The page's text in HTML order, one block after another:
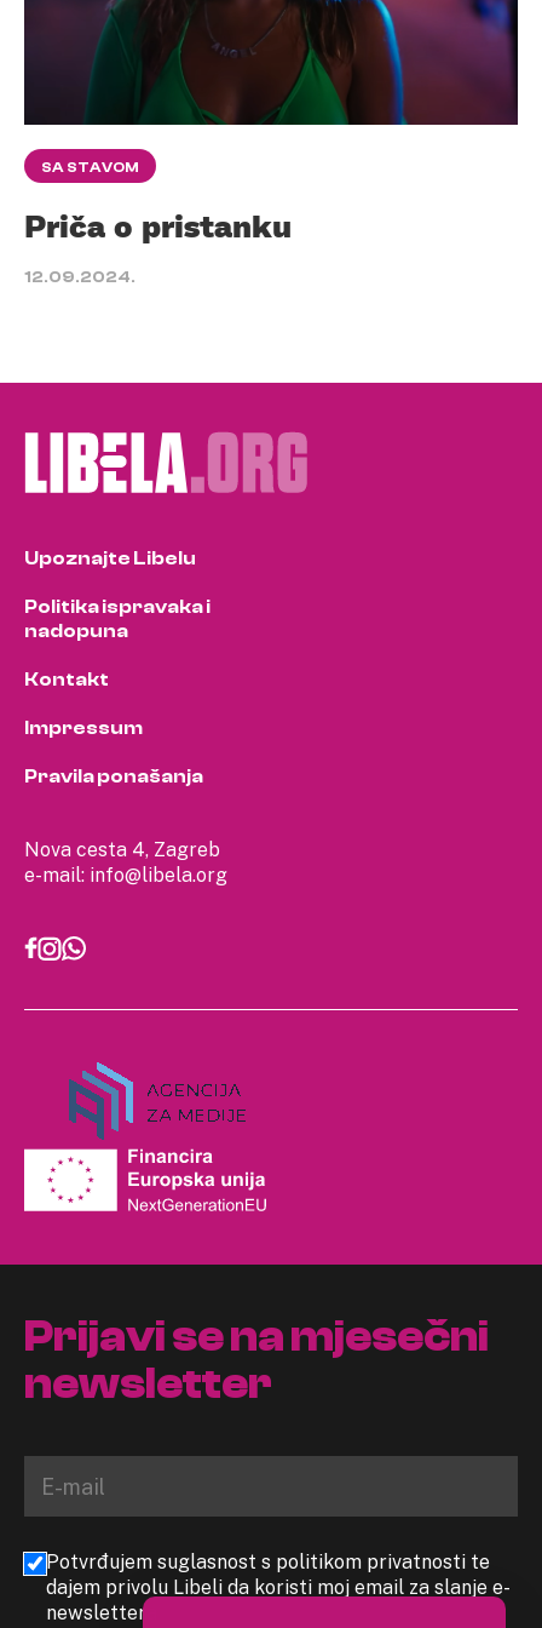
SA STAVOM
Priča o pristanku
12.09.2024.
Nova cesta 4, Zagreb
e-mail: info@libela.org
Upoznajte Libelu
Politika ispravaka i
nadopuna
Kontakt
Impressum
Pravila ponašanja
Prijavi se na mjesečni
newsletter
Potvrđujem suglasnost s politikom privatnosti te
dajem privolu Libeli da koristi moj email za slanje e-
newslettera